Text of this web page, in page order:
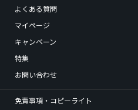
よくある質問
マイページ
キャンペーン
特集
お問い合わせ
免責事項・コピーライト